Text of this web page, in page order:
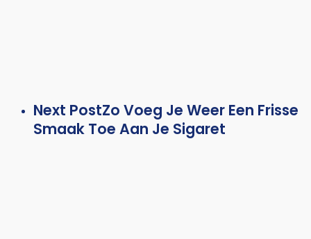
Next PostZo Voeg Je Weer Een Frisse
Smaak Toe Aan Je Sigaret